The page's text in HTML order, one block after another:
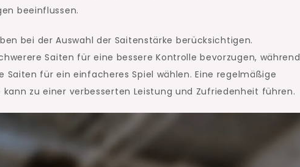
beeinflussen.
bei der Auswahl der Saitenstärke berücksichtigen.
Saiten für eine bessere Kontrolle bevorzugen, während
für ein einfacheres Spiel wählen. Eine regelmäßige
zu einer verbesserten Leistung und Zufriedenheit führen.